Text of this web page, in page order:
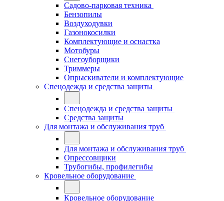
Садово-парковая техника
Бензопилы
Воздуходувки
Газонокосилки
Комплектующие и оснастка
Мотобуры
Снегоуборщики
Триммеры
Опрыскиватели и комплектующие
Спецодежда и средства защиты
Спецодежда и средства защиты
Средства защиты
Для монтажа и обслуживания труб
Для монтажа и обслуживания труб
Опрессовщики
Трубогибы, профилегибы
Кровельное оборудование
Кровельное оборудование